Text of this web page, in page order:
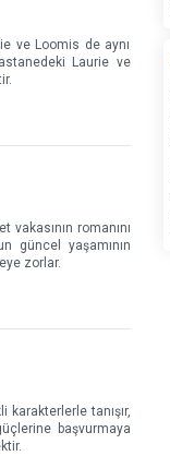
ve Loomis de aynı
Laurie ve
romanını
güncel yaşamının
zorlar.
tanışır,
başvurmaya